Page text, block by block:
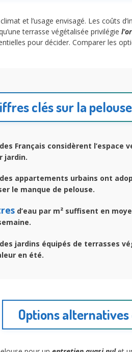
et l’usage envisagé. Les coûts
terrasse végétalisée privilégie
pour décider. Comparer les
clés sur la
des Français considèrent
jardin.
des appartements urbains ont
le manque de pelouse.
d’eau par m² suffisent en
des jardins équipés de terrasses
en été.
Options